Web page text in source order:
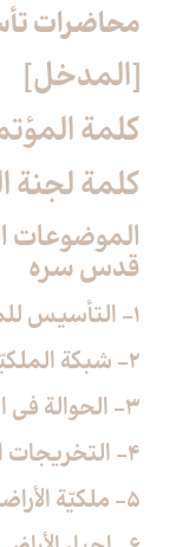
محاضرات
[المدخل‏]
كلمة
كلمة لجنة
الموضوعات
قدس سره‏
1- التأسيس للمنطق الذاتي (1384ه)
2- شبكة الملكيّات في الفقه الإسلامي (1387 ه)
3- الحوالة في الفقه الإسلامي (1390 ه)
4- التخريجات الفقهيّة للمعاملات البنكيّة (1389 ه)
5- ملكيّة الأراضي الموات وأحكامها (1381 ه)